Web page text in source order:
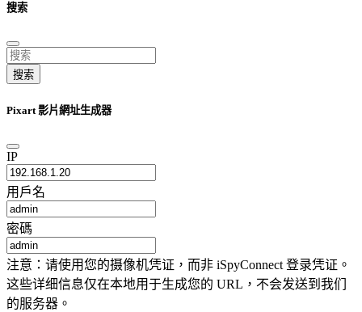
搜索
搜索
Pixart 影片網址生成器
IP
用戶名
密碼
注意：请使用您的摄像机凭证，而非 iSpyConnect 登录凭证。
这些详细信息仅在本地用于生成您的 URL，不会发送到我们
的服务器。